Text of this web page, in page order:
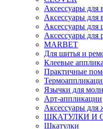
Аксессуары
Аксессуары для
Аксессуары для
Аксессуары для
MARBET
Для шитья и
Клеевые
Практичные
Язычки для
Арт-аппликации
Аксессуары для
ШКАТУЛКИ И
Шкатулки